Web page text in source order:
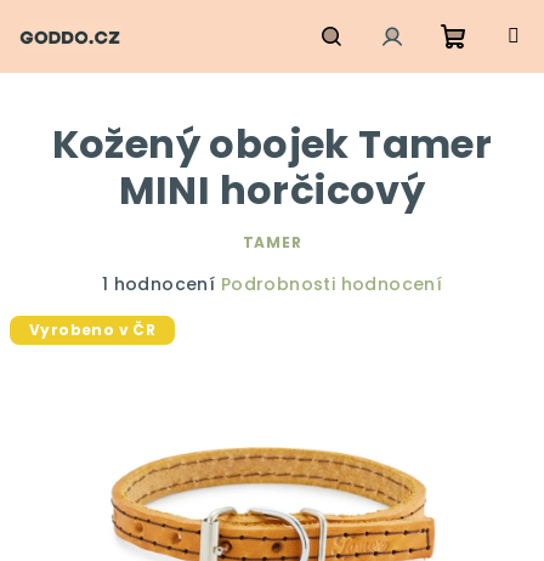
na
HledatPřihlášení
košík
Kožený obojek Tamer
MINI horčicový
TAMER
Průměrné
produktu
hvězdiček.
1 hodnocení Podrobnosti hodnocení
Vyrobeno v ČR